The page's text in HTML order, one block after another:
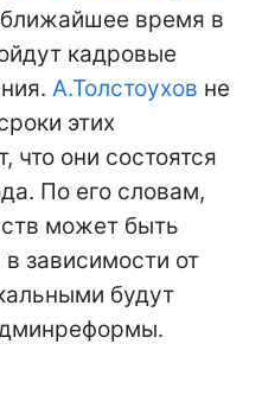
ближайшее время в
кадровые
А.Толстоухов не
этих
что они состоятся
По его словам,
может быть
зависимости от
будут